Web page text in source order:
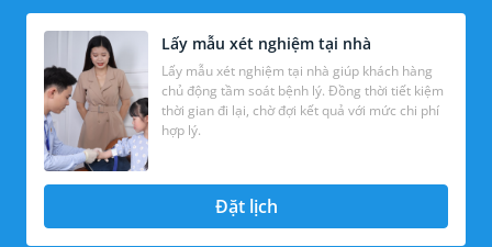
Lấy mẫu xét nghiệm tại nhà
Lấy mẫu xét nghiệm tại nhà giúp khách hàng
chủ động tầm soát bệnh lý. Đồng thời tiết kiệm
thời gian đi lại, chờ đợi kết quả với mức chi phí
hợp lý.
Đặt lịch